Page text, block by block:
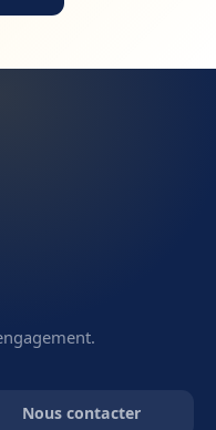
Nous contacter